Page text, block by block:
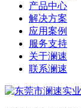
产品中心
解决方案
应用案例
服务支持
关于澜速
联系澜速